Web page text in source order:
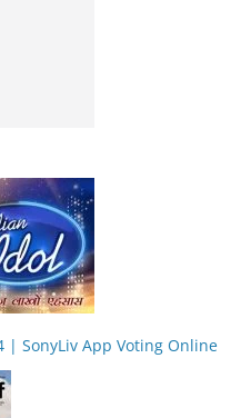
| SonyLiv App Voting Online